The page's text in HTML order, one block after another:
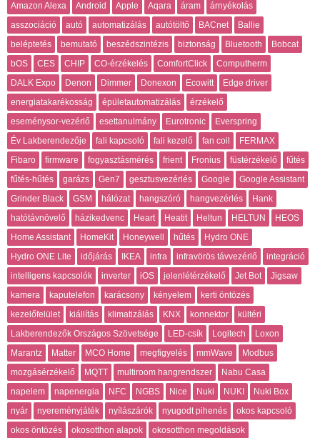
Amazon Alexa
Android Apple Aqara áram
árnyékolás
asszociáció
autó automatizálás autótöltő BACnet
Ballie
beléptetés
bemutató beszédszintézis biztonság Bluetooth
Bobcat
bOS
CES CHIP CO-érzékelés ComfortClick
Computherm
DALK Expo
Denon Dimmer Donexon Ecowitt
Edge driver
energiatakarékosság
épületautomatizálás
érzékelő
eseménysor-vezérlő
esettanulmány Eurotronic
Everspring
Év Lakberendezője
fali kapcsoló fali kezelő fan coil
FERMAX
Fibaro
firmware fogyasztásmérés frient Fronius füstérzékelő
fűtés
fűtés-hűtés
garázs Gen7 gesztusvezérlés Google
Google Assistant
Grinder Black
GSM hálózat hangszóró hangvezérlés
Hank
hatótávnövelő
házikedvenc Heart Heatit Heltun HELTUN
HEOS
Home Assistant
HomeKit Honeywell hűtés
Hydro ONE
Hydro ONE Lite
időjárás IKEA infra infravörös távvezérlő
integráció
intelligens kapcsolók
inverter iOS jelenlétérzékelő Jet Bot
Jigsaw
kamera
kaputelefon karácsony kényelem
kerti öntözés
kezelőfelület
kiállítás klimatizálás KNX konnektor
kültéri
Lakberendezők Országos Szövetsége
LED-csík Logitech
Loxon
Marantz
Matter MCO Home megfigyelés mmWave
Modbus
mozgásérzékelő
MQTT multiroom hangrendszer
Nabu Casa
napelem
napenergia NFC NGBS Nice Nuki NUKI
Nuki Box
nyár
nyereményjáték nyílászárók nyugodt pihenés
okos kapcsoló
okos öntözés
okosotthon alapok
okosotthon megoldások